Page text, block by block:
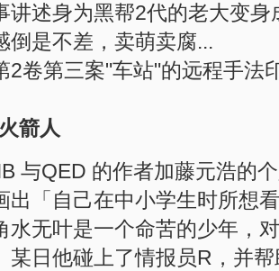
讲述身为黑帮2代的老大变
倒是不差，卖萌卖腐...
2卷第三案"车站"的远程手法
箭人
与QED 的作者加藤元浩的
出「自己在中小学生时所想
水无叶是一个命苦的少年，
某日他碰上了情报员R，并